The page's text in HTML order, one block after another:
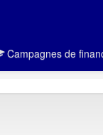
Campagnes de